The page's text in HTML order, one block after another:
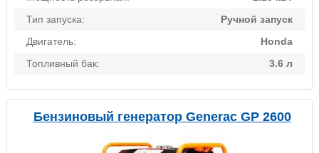
Тип запуска:
Ручной запуск
Двигатель:
Honda
Топливный бак:
3.6 л
Бензиновый генератор Generac GP 2600